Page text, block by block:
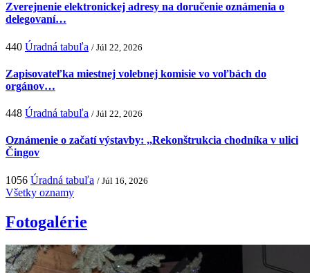
Zverejnenie elektronickej adresy na doručenie oznámenia o
delegovaní…
440 Úradná tabuľa / Júl 22, 2026
Zapisovateľka miestnej volebnej komisie vo voľbách do
orgánov…
448 Úradná tabuľa / Júl 22, 2026
Oznámenie o začatí výstavby: ,,Rekonštrukcia chodníka v ulici
Čingov
1056 Úradná tabuľa / Júl 16, 2026
Všetky oznamy
Fotogalérie